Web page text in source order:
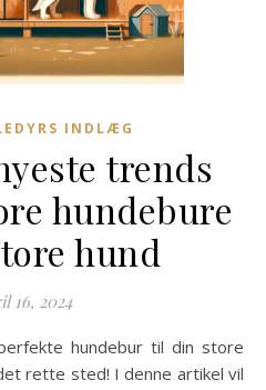
INDLÆG
trends
hundebure
hund
16, 2024
rette sted! I denne artikel vil